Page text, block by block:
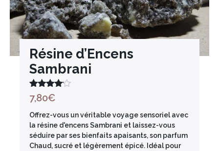
Résine d’Encens
Sambrani
Note4.00
sur 5
7,80€
Offrez-vous un véritable voyage sensoriel avec
la résine d'encens Sambrani et laissez-vous
séduire par ses bienfaits apaisants, son parfum
Chaud, sucré et légèrement épicé. Idéal pour